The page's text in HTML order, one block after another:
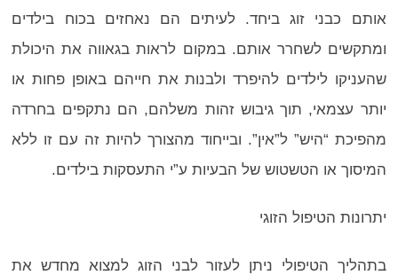
אותם כבני זוג ביחד. לעיתים הם נאחזים בכוח בילדים
ומתקשים לשחרר אותם. במקום לראות בגאווה את היכולת
שהעניקו לילדים להיפרד ולבנות את חייהם באופן פחות או
יותר עצמאי, תוך גיבוש זהות משלהם, הם נתקפים בחרדה
מהפיכת “היש” ל”אין”. ובייחוד מהצורך להיות זה עם זו ללא
המיסוך או הטשטוש של הבעיות ע”י התעסקות בילדים.
יתרונות הטיפול הזוגי
בתהליך הטיפולי ניתן לעזור לבני הזוג למצוא מחדש את